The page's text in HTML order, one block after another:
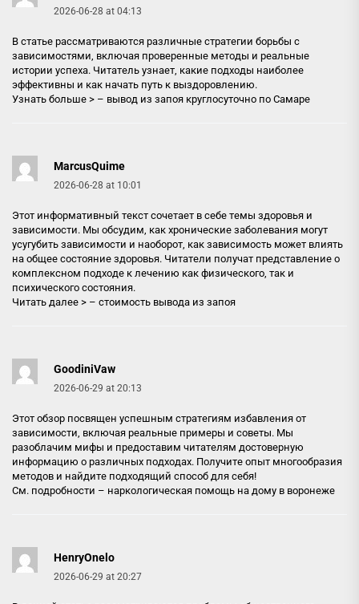
2026-06-28 at 04:13
В статье рассматриваются различные стратегии борьбы с
зависимостями, включая проверенные методы и реальные
истории успеха. Читатель узнает, какие подходы наиболее
эффективны и как начать путь к выздоровлению.
Узнать больше > – вывод из запоя круглосуточно по Самаре
MarcusQuime
2026-06-28 at 10:01
Этот информативный текст сочетает в себе темы здоровья и
зависимости. Мы обсудим, как хронические заболевания могут
усугубить зависимости и наоборот, как зависимость может влиять
на общее состояние здоровья. Читатели получат представление о
комплексном подходе к лечению как физического, так и
психического состояния.
Читать далее > – стоимость вывода из запоя
GoodiniVaw
2026-06-29 at 20:13
Этот обзор посвящен успешным стратегиям избавления от
зависимости, включая реальные примеры и советы. Мы
разоблачим мифы и предоставим читателям достоверную
информацию о различных подходах. Получите опыт многообразия
методов и найдите подходящий способ для себя!
См. подробности – наркологическая помощь на дому в воронеже
HenryOnelo
2026-06-29 at 20:27